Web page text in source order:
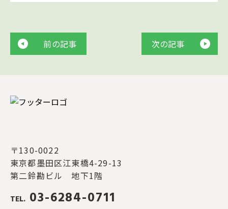
前の記事 次の記事
〒130-0022
東京都墨田区江東橋4-29-13
第二鈴勘ビル 地下1階
TEL. 03-6284-0711